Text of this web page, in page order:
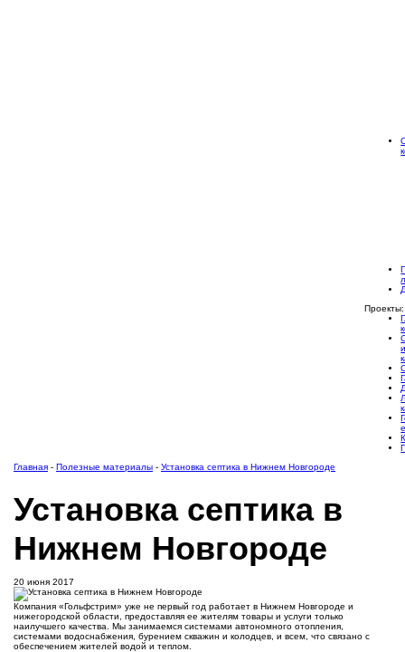
Проекты:
Главная - Полезные материалы - Установка септика в Нижнем Новгороде
Установка септика в
Нижнем Новгороде
20 июня 2017
Компания «Гольфстрим» уже не первый год работает в Нижнем Новгороде и
нижегородской области, предоставляя ее жителям товары и услуги только
наилучшего качества. Мы занимаемся системами автономного отопления,
системами водоснабжения, бурением скважин и колодцев, и всем, что связано с
обеспечением жителей водой и теплом.